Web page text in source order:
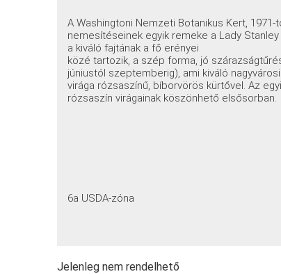
A Washingtoni Nemzeti Botanikus Kert, 1971-
nemesítéseinek egyik remeke a Lady
a kiváló fajtának a fő erényei
közé tartozik, a szép forma, jó
júniustól szeptemberig), ami kiváló
virága rózsaszínű, bíborvörös kürtővel. Az
rózsaszín virágainak köszönhető elsősorban.
6a USDA-zóna
Jelenleg nem rendelhető